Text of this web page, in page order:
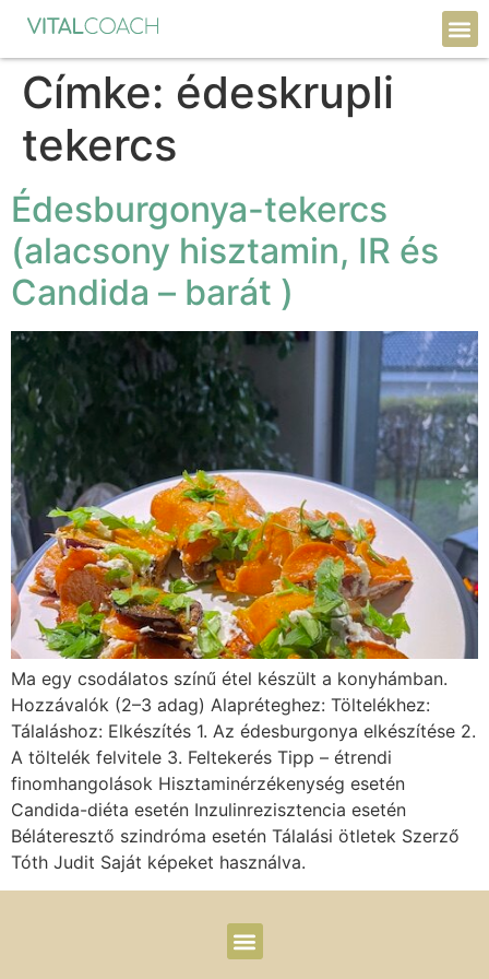
Címke: édeskrupli
tekercs
Édesburgonya-tekercs
(alacsony hisztamin, IR és
Candida – barát )
Ma egy csodálatos színű étel készült a konyhámban.
Hozzávalók (2–3 adag) Alapréteghez: Töltelékhez:
Tálaláshoz: Elkészítés 1. Az édesburgonya elkészítése 2.
A töltelék felvitele 3. Feltekerés Tipp – étrendi
finomhangolások Hisztaminérzékenység esetén
Candida-diéta esetén Inzulinrezisztencia esetén
Béláteresztő szindróma esetén Tálalási ötletek Szerző
Tóth Judit Saját képeket használva.